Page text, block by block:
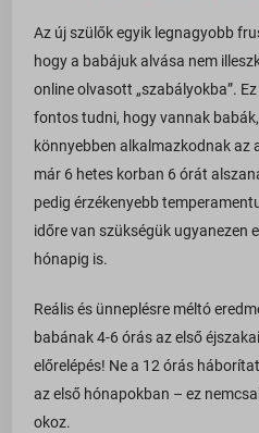
Az új szülők egyik legnagyobb
hogy a babájuk alvása nem
online olvasott „szabályokba”.
fontos tudni, hogy vannak
könnyebben alkalmazkodnak az
már 6 hetes korban 6 órát
pedig érzékenyebb
időre van szükségük ugyanezen
hónapig is.
Reális és ünneplésre méltó
babának 4-6 órás az első
előrelépés! Ne a 12 órás
az első hónapokban – ez
okoz.
jfapiprod.optimonk.com
onsite.optimonk.com
static.xx.fbcdn.net
www.google.at
www.google.co.uk
www.google.hu
www.google.si
www.google.sk